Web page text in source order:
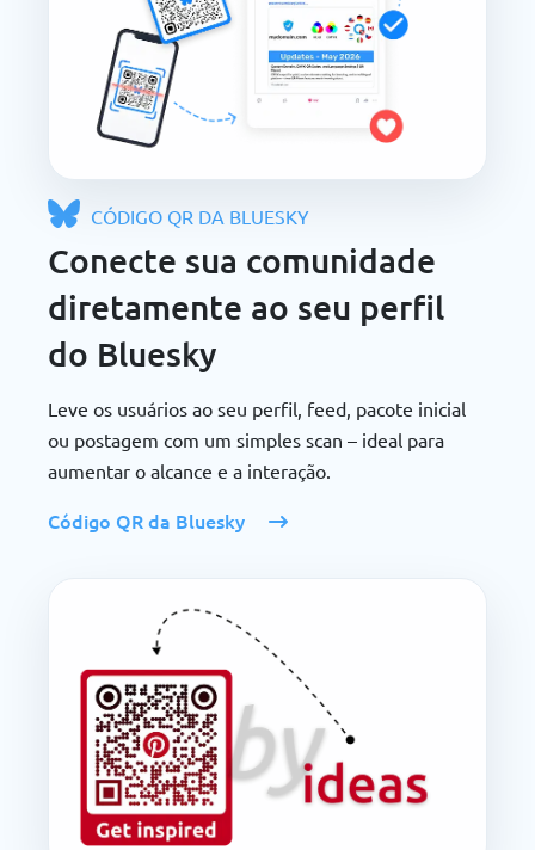
CÓDIGO QR DA BLUESKY
Conecte sua comunidade
diretamente ao seu perfil
do Bluesky
Leve os usuários ao seu perfil, feed, pacote inicial
ou postagem com um simples scan – ideal para
aumentar o alcance e a interação.
Código QR da Bluesky